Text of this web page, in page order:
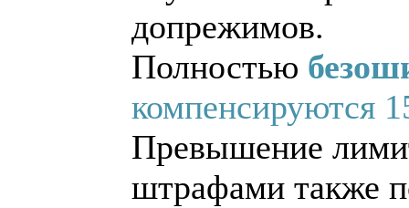
допрежимов.
Полностью
компенсируются
Превышение
штрафами также